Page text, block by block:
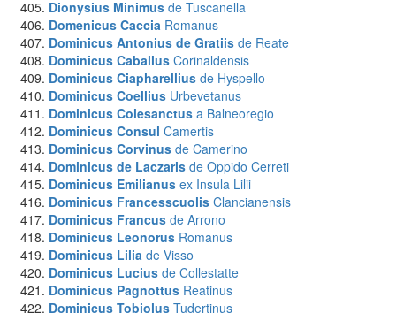
Dionysius Minimus de Tuscanella
Domenicus Caccia Romanus
Dominicus Antonius de Gratiis de Reate
Dominicus Caballus Corinaldensis
Dominicus Ciapharellius de Hyspello
Dominicus Coellius Urbevetanus
Dominicus Colesanctus a Balneoregio
Dominicus Consul Camertis
Dominicus Corvinus de Camerino
Dominicus de Laczaris de Oppido Cerreti
Dominicus Emilianus ex Insula Lilii
Dominicus Francesscuolis Clancianensis
Dominicus Francus de Arrono
Dominicus Leonorus Romanus
Dominicus Lilia de Visso
Dominicus Lucius de Collestatte
Dominicus Pagnottus Reatinus
Dominicus Tobiolus Tudertinus